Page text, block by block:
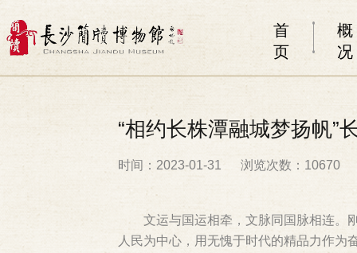
首
页
概
况
“相约长株潭融城梦扬帆”
时间：2023-01-31 浏览次数：10670
文运与国运相牵，文脉同国脉相连。
人民为中心，用无愧于时代的精品力作